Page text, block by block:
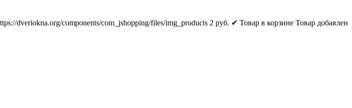
dveriokna.org/components/com_jshopping/files/img_products 2 руб. ✔ Товар в корзине Товар добавлен